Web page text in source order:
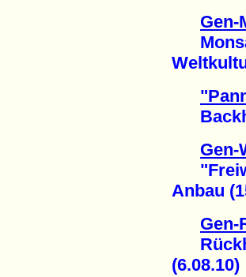
Gen-
Gen-
Anbau
(6.08.10)